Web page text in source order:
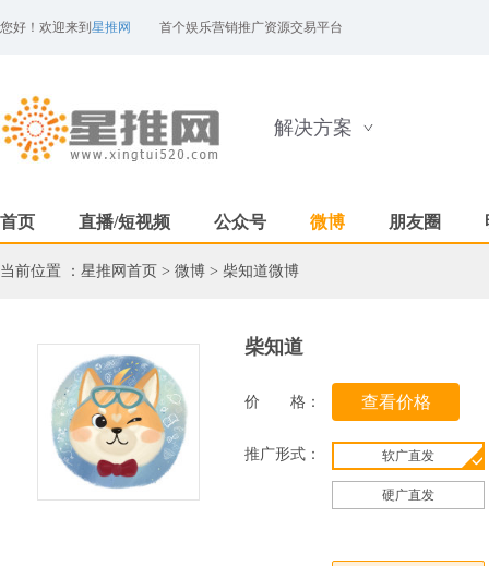
您好！欢迎来到 星推网 首个娱乐营销推广资源交易平台
解决方案
首页 直播/短视频 公众号 微博 朋友圈
当前位置 ： 星推网首页 > 微博 > 柴知道微博
柴知道
价 格：
推广形式： 软广直发
硬广直发